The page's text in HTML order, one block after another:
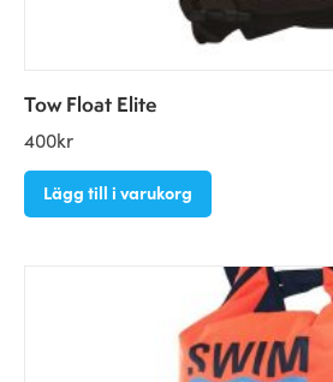
Tow Float Elite
400kr
Lägg till i varukorg